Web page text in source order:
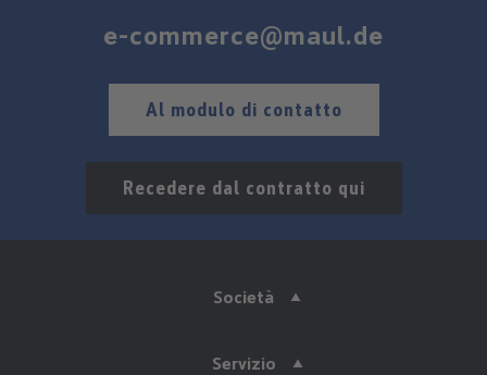
e-commerce@maul.de
Al modulo di contatto
Recedere dal contratto qui
Società
Servizio